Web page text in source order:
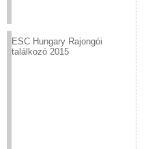
ESC Hungary Rajongói
találkozó 2015